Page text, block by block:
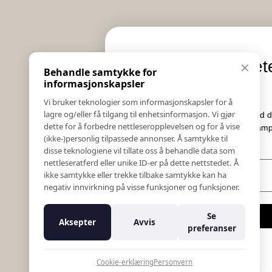
Informasjon
Salgs & Leveringsbetingelser
Registrer reklamasjon eller retur
Kontakt Oss
Bildebank
Følg Oss
Prislister
Etiske Retningslinjer
Åpenhetsloven
Varsling om kritikkverdige forhold
K18 Kurkalkulator
✕
Behandle samtykke for
informasjonskapsler
Vi bruker teknologier som informasjonskapsler for å
lagre og/eller få tilgang til enhetsinformasjon. Vi gjør
dette for å forbedre nettleseropplevelsen og for å vise
(ikke-)personlig tilpassede annonser. Å samtykke til
disse teknologiene vil tillate oss å behandle data som
nettleseratferd eller unike ID-er på dette nettstedet. Å
ikke samtykke eller trekke tilbake samtykke kan ha
negativ innvirkning på visse funksjoner og funksjoner.
Aksepter Avvis
Se
preferanser
Cookie-erklæringPersonvern
Eksklusive nyheter og
Meld deg på vårt nyhetsbrev og hold deg
Her får du innblikk i nyheter, kampanjer og
konkurranser.
E-post
Meld meg på